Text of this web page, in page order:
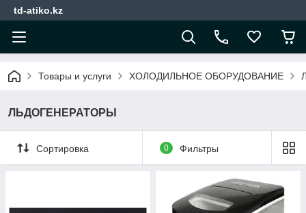
td-atiko.kz
Товары и услуги ХОЛОДИЛЬНОЕ ОБОРУДОВАНИЕ
ЛЬДОГЕНЕРАТОРЫ
Сортировка 0 Фильтры